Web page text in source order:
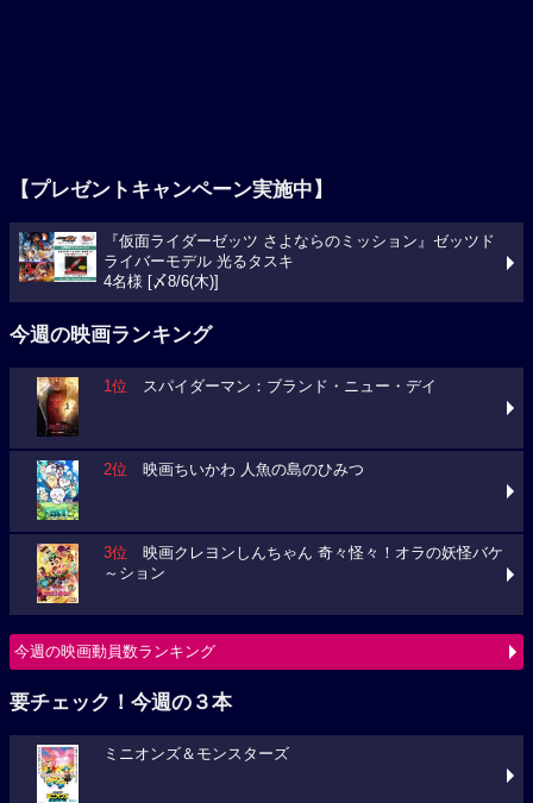
【プレゼントキャンペーン実施中】
『仮面ライダーゼッツ さよならのミッション』ゼッツド
ライバーモデル 光るタスキ
4名様 [〆8/6(木)]
今週の映画ランキング
1位 スパイダーマン：ブランド・ニュー・デイ
2位 映画ちいかわ 人魚の島のひみつ
3位 映画クレヨンしんちゃん 奇々怪々！オラの妖怪バケ
～ション
今週の映画動員数ランキング
要チェック！今週の３本
ミニオンズ＆モンスターズ